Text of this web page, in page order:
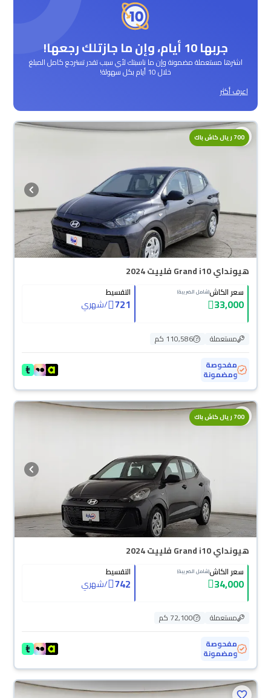
جربها 10 أيام، وإن ما جازتلك رجعها!
اشترها مستعملة مضمونة وإن ما ناسبتك لأي سبب تقدر تسترجع كامل المبلغ
خلال 10 أيام بكل سهولة!
اعرف أكثر
700 ريال كاش باك
هيونداي Grand i10 فلييت 2024
سعر الكاش(شامل الضريبة)
33,000
التقسيط
721
/شهري
مستعملة
110,586 كم
مفحوصة
ومضمونة
700 ريال كاش باك
هيونداي Grand i10 فلييت 2024
سعر الكاش(شامل الضريبة)
34,000
التقسيط
742
/شهري
مستعملة
72,100 كم
مفحوصة
ومضمونة